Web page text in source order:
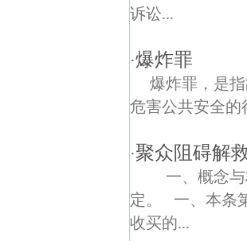
诉讼...
·爆炸罪
爆炸罪，是
危害公共安全
·聚众阻碍解
一、概念与
定。 一、本条
收买的...